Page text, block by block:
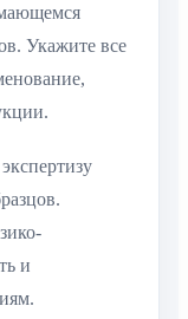
Укажите все
и